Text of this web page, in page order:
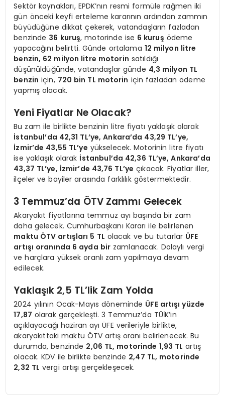
Sektör kaynakları, EPDK’nın resmi formüle rağmen iki
gün önceki keyfi erteleme kararının ardından zammın
büyüdüğüne dikkat çekerek, vatandaşların fazladan
benzinde 36 kuruş, motorinde ise 6 kuruş ödeme
yapacağını belirtti. Günde ortalama 12 milyon litre
benzin, 62 milyon litre motorin satıldığı
düşünüldüğünde, vatandaşlar günde 4,3 milyon TL
benzin için, 720 bin TL motorin için fazladan ödeme
yapmış olacak.
Yeni Fiyatlar Ne Olacak?
Bu zam ile birlikte benzinin litre fiyatı yaklaşık olarak
İstanbul’da 42,31 TL’ye, Ankara’da 43,29 TL’ye,
İzmir’de 43,55 TL’ye yükselecek. Motorinin litre fiyatı
ise yaklaşık olarak İstanbul’da 42,36 TL’ye, Ankara’da
43,37 TL’ye, İzmir’de 43,76 TL’ye çıkacak. Fiyatlar iller,
ilçeler ve bayiler arasında farklılık göstermektedir.
3 Temmuz’da ÖTV Zammı Gelecek
Akaryakıt fiyatlarına temmuz ayı başında bir zam
daha gelecek. Cumhurbaşkanı Kararı ile belirlenen
maktu ÖTV artışları 5 TL olacak ve bu tutarlar ÜFE
artışı oranında 6 ayda bir zamlanacak. Dolaylı vergi
ve harçlara yüksek oranlı zam yapılmaya devam
edilecek.
Yaklaşık 2,5 TL’lik Zam Yolda
2024 yılının Ocak-Mayıs döneminde ÜFE artışı yüzde
17,87 olarak gerçekleşti. 3 Temmuz’da TÜİK’in
açıklayacağı haziran ayı ÜFE verileriyle birlikte,
akaryakıttaki maktu ÖTV artış oranı belirlenecek. Bu
durumda, benzinde 2,06 TL, motorinde 1,93 TL artış
olacak. KDV ile birlikte benzinde 2,47 TL, motorinde
2,32 TL vergi artışı gerçekleşecek.